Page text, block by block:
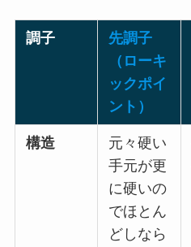
調子
先調子
（ローキ
ックポイ
ント）
構造
元々硬い
手元が更
に硬いの
でほとん
どしなら